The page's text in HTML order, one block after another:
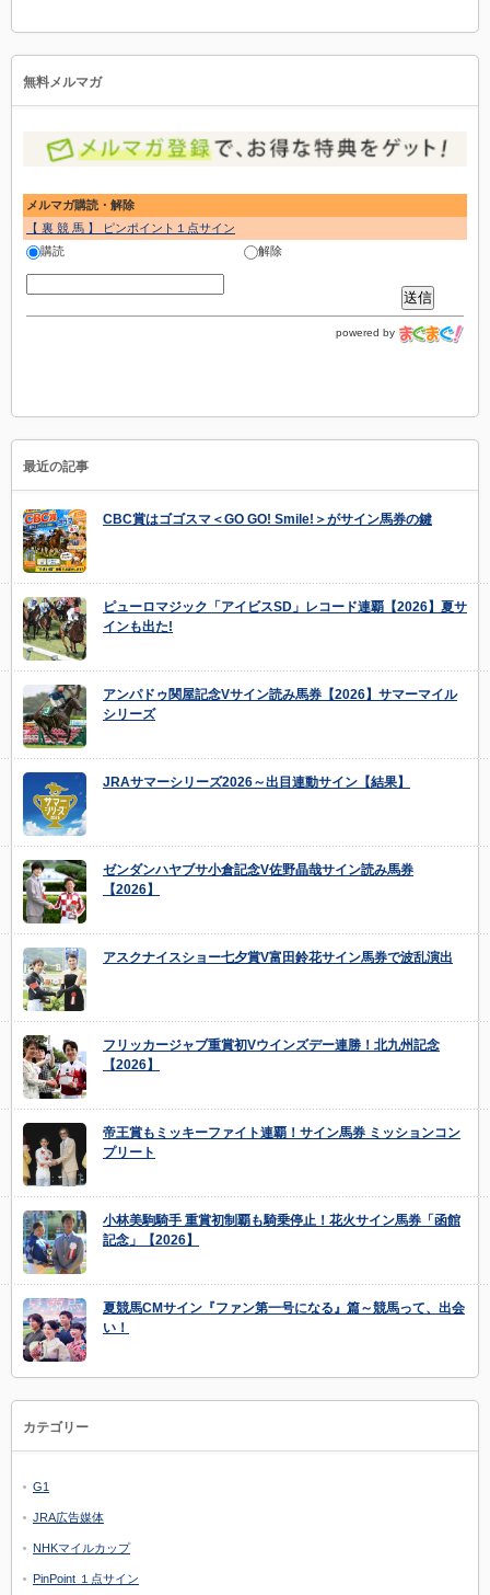
無料メルマガ
メルマガ購読・解除
【 裏 競 馬 】 ピンポイント１点サイン
購読
解除
powered by
最近の記事
CBC賞はゴゴスマ＜GO GO! Smile!＞がサイン馬券の鍵
ピューロマジック「アイビスSD」レコード連覇【2026】夏サ
インも出た!
アンパドゥ関屋記念Vサイン読み馬券【2026】サマーマイル
シリーズ
JRAサマーシリーズ2026～出目連動サイン【結果】
ゼンダンハヤブサ小倉記念V佐野晶哉サイン読み馬券
【2026】
アスクナイスショー七夕賞V富田鈴花サイン馬券で波乱演出
フリッカージャブ重賞初Vウインズデー連勝！北九州記念
【2026】
帝王賞もミッキーファイト連覇！サイン馬券 ミッションコン
プリート
小林美駒騎手 重賞初制覇も騎乗停止！花火サイン馬券「函館
記念」【2026】
夏競馬CMサイン『ファン第一号になる』篇～競馬って、出会
い！
カテゴリー
G1
JRA広告媒体
NHKマイルカップ
PinPoint １点サイン